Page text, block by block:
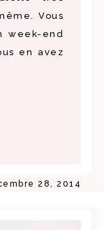
28, 2014
Vous
week-end
en avez